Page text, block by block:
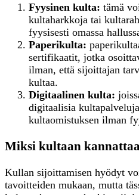
Fyysinen kulta: tämä
kultaharkkoja tai
fyysisesti omassa
Paperikulta:
sertifikaatit, jotka
ilman, että sijoittajan
kultaa.
Digitaalinen kulta:
digitaalisia
kultaomistuksen ilman
Miksi kultaan
Kullan sijoittamisen hyödyt
tavoitteiden mukaan, mutta